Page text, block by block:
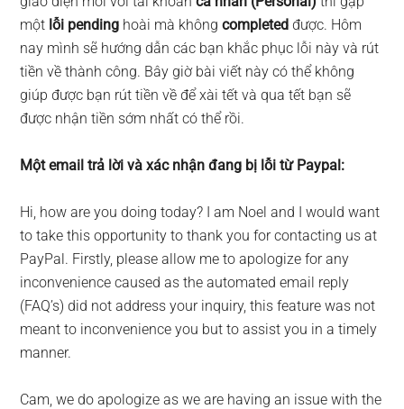
một lỗi pending hoài mà khôngcompleted được. Hôm
nay mình sẽ hướng dẫn các bạn khắc phục lỗi này và rút
tiền về thành công. Bây giờ bài viết này có thể không
giúp được bạn rút tiền về để xài tết và qua tết bạn sẽ
được nhận tiền sớm nhất có thể rồi.
Một email trả lời và xác nhận đang bị lỗi từ Paypal:
Hi, how are you doing today? I am Noel and I would want
to take this opportunity to thank you for contacting us at
PayPal. Firstly, please allow me to apologize for any
inconvenience caused as the automated email reply
(FAQ’s) did not address your inquiry, this feature was not
meant to inconvenience you but to assist you in a timely
manner.
Cam, we do apologize as we are having an issue with the